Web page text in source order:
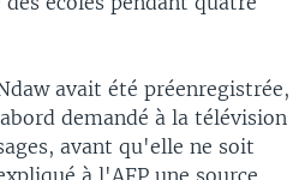
avait été préenregistrée,
demandé à la télévision
avant qu'elle ne soit
à l'AFP une source